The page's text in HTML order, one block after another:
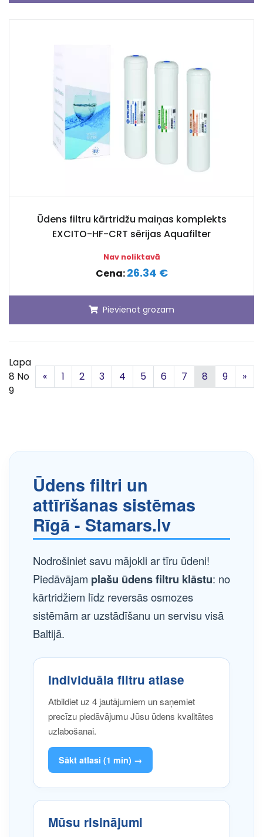
Ūdens filtru kārtridžu maiņas komplekts
EXCITO-HF-CRT sērijas Aquafilter
Nav noliktavā
Cena:26.34 €
Pievienot grozam
Lapa
8 No
9
«Iepriekšējā
1 2 3 4 5 6 7 8 9 »
Ūdens filtri un
attīrīšanas sistēmas
Rīgā - Stamars.lv
Nodrošiniet savu mājokli ar tīru ūdeni!
Piedāvājam plašu ūdens filtru klāstu: no
kārtridžiem līdz reversās osmozes
sistēmām ar uzstādīšanu un servisu visā
Baltijā.
Individuāla filtru atlase
Atbildiet uz 4 jautājumiem un saņemiet
precīzu piedāvājumu Jūsu ūdens kvalitātes
uzlabošanai.
Sākt atlasi (1 min) →
Mūsu risinājumi